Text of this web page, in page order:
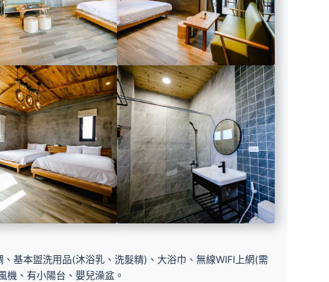
基本盥洗用品(沐浴乳、洗髮精)、大浴巾、無線WIFI上網(需
機、有小陽台、嬰兒澡盆。